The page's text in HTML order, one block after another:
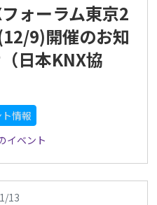
ォーラム東京2
9)開催のお知
日本KNX協
情報
イベント
13